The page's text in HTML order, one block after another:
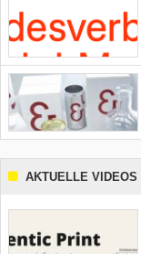
AKTUELLE VIDEOS